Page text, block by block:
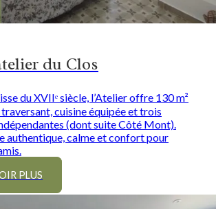
du Clos
du XVIIᵉ siècle, l’Atelier offre 130 m²
cuisine équipée et trois
(dont suite Côté Mont).
authentique, calme et confort pour
PLUS